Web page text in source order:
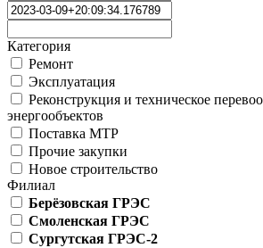
Категория
Ремонт
Эксплуатация
Реконструкция и техническое
энергообъектов
Поставка МТР
Прочие закупки
Новое строительство
Филиал
Берёзовская ГРЭС
Смоленская ГРЭС
Сургутская ГРЭС-2